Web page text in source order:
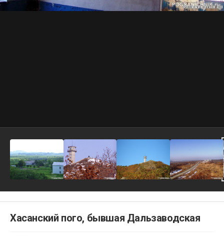
Хасанский пого, бывшая Дальзаводская